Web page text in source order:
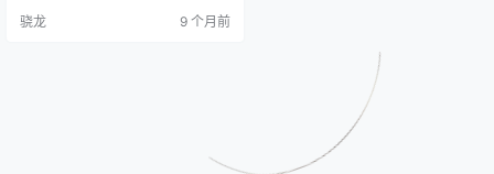
家提供智能高效的客服解决方案。
骁龙 9 个月前